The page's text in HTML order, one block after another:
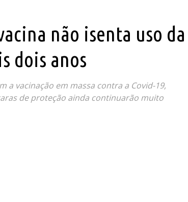
não isenta uso da
dois anos
a vacinação em massa contra a Covid-19,
de proteção ainda continuarão muito